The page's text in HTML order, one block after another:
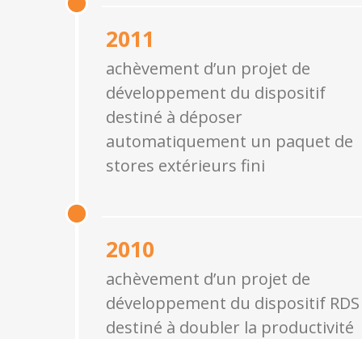
2011
achèvement d’un projet de
développement du dispositif
destiné à déposer
automatiquement un paquet de
stores extérieurs fini
2010
achèvement d’un projet de
développement du dispositif RDS
destiné à doubler la productivité